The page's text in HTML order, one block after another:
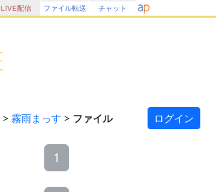
LIVE配信 ファイル転送 チャット
> 霧雨まっす > ファイル ログイン
1